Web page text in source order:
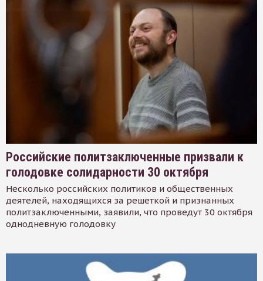
Российские политзаключенные призвали к
голодовке солидарности 30 октября
Несколько российских политиков и общественных
деятелей, находящихся за решеткой и признанных
политзаключенными, заявили, что проведут 30 октября
однодневную голодовку